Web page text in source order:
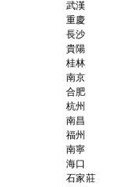
武漢
重慶
長沙
貴陽
桂林
南京
合肥
杭州
南昌
福州
南寧
海口
石家莊